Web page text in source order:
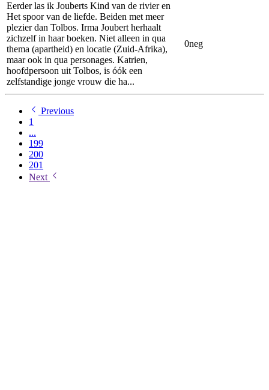
Eerder las ik Jouberts Kind van de rivier en
Het spoor van de liefde. Beiden met meer
plezier dan Tolbos. Irma Joubert herhaalt
zichzelf in haar boeken. Niet alleen in qua
thema (apartheid) en locatie (Zuid-Afrika),
maar ook in qua personages. Katrien,
hoofdpersoon uit Tolbos, is óók een
zelfstandige jonge vrouw die ha...
0neg
Previous
1
...
199
200
201
Next